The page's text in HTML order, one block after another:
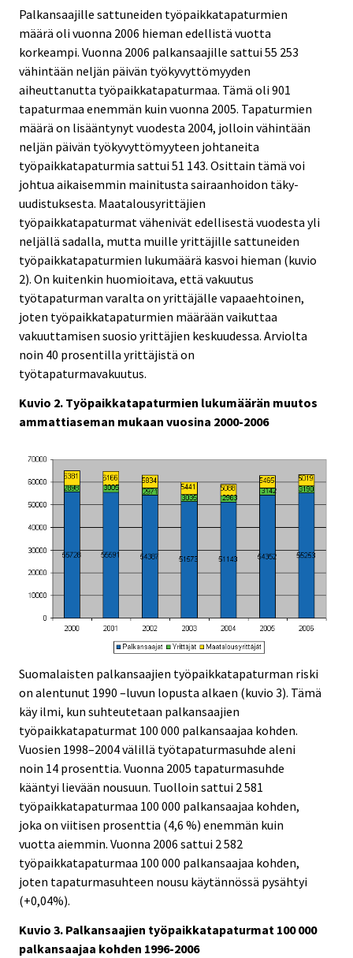
Palkansaajille sattuneiden työpaikkatapaturmien
määrä oli vuonna 2006 hieman edellistä vuotta
korkeampi. Vuonna 2006 palkansaajille sattui 55 253
vähintään neljän päivän työkyvyttömyyden
aiheuttanutta työpaikkatapaturmaa. Tämä oli 901
tapaturmaa enemmän kuin vuonna 2005. Tapaturmien
määrä on lisääntynyt vuodesta 2004, jolloin vähintään
neljän päivän työkyvyttömyyteen johtaneita
työpaikkatapaturmia sattui 51 143. Osittain tämä voi
johtua aikaisemmin mainitusta sairaanhoidon täky-
uudistuksesta. Maatalousyrittäjien
työpaikkatapaturmat vähenivät edellisestä vuodesta yli
neljällä sadalla, mutta muille yrittäjille sattuneiden
työpaikkatapaturmien lukumäärä kasvoi hieman (kuvio
2). On kuitenkin huomioitava, että vakuutus
työtapaturman varalta on yrittäjälle vapaaehtoinen,
joten työpaikkatapaturmien määrään vaikuttaa
vakuuttamisen suosio yrittäjien keskuudessa. Arviolta
noin 40 prosentilla yrittäjistä on
työtapaturmavakuutus.
Kuvio 2. Työpaikkatapaturmien lukumäärän muutos
ammattiaseman mukaan vuosina 2000-2006
Suomalaisten palkansaajien työpaikkatapaturman riski
on alentunut 1990 –luvun lopusta alkaen (kuvio 3). Tämä
käy ilmi, kun suhteutetaan palkansaajien
työpaikkatapaturmat 100 000 palkansaajaa kohden.
Vuosien 1998–2004 välillä työtapaturmasuhde aleni
noin 14 prosenttia. Vuonna 2005 tapaturmasuhde
kääntyi lievään nousuun. Tuolloin sattui 2 581
työpaikkatapaturmaa 100 000 palkansaajaa kohden,
joka on viitisen prosenttia (4,6 %) enemmän kuin
vuotta aiemmin. Vuonna 2006 sattui 2 582
työpaikkatapaturmaa 100 000 palkansaajaa kohden,
joten tapaturmasuhteen nousu käytännössä pysähtyi
(+0,04%).
Kuvio 3. Palkansaajien työpaikkatapaturmat 100 000
palkansaajaa kohden 1996-2006